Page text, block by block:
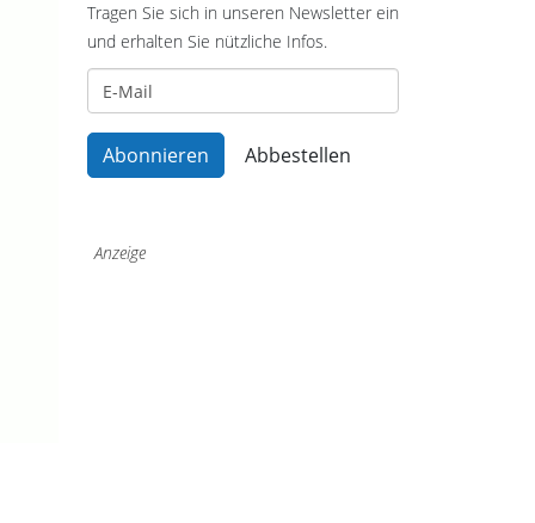
Tragen Sie sich in unseren Newsletter ein
und erhalten Sie nützliche Infos.
Anzeige